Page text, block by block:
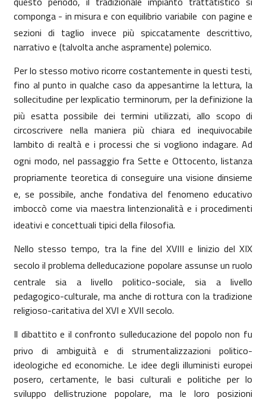
componga - in misura e con equilibrio variabile  con pagine e
sezioni di taglio invece più spiccatamente descrittivo,
narrativo e (talvolta anche aspramente) polemico.
Per lo stesso motivo ricorre costantemente in questi testi,
fino al punto in qualche caso da appesantirne la lettura, la
sollecitudine per lexplicatio terminorum, per la definizione la
più esatta possibile dei termini utilizzati, allo scopo di
circoscrivere nella maniera più chiara ed inequivocabile
lambito di realtà e i processi che si vogliono indagare. Ad
ogni modo, nel passaggio fra Sette e Ottocento, listanza
propriamente teoretica di conseguire una visione dinsieme
e, se possibile, anche fondativa del fenomeno educativo
imboccò come via maestra lintenzionalità e i procedimenti
ideativi e concettuali tipici della filosofia.
Nello stesso tempo, tra la fine del XVIII e linizio del XIX
secolo il problema delleducazione popolare assunse un ruolo
centrale sia a livello politico-sociale, sia a livello
pedagogico-culturale, ma anche di rottura con la tradizione
religioso-caritativa del XVI e XVII secolo.
Il dibattito e il confronto sulleducazione del popolo non fu
privo di ambiguità e di strumentalizzazioni politico-
ideologiche ed economiche. Le idee degli illuministi europei
posero, certamente, le basi culturali e politiche per lo
sviluppo dellistruzione popolare, ma le loro posizioni